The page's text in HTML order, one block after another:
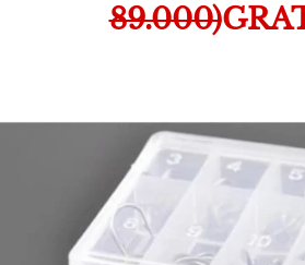
89.000)